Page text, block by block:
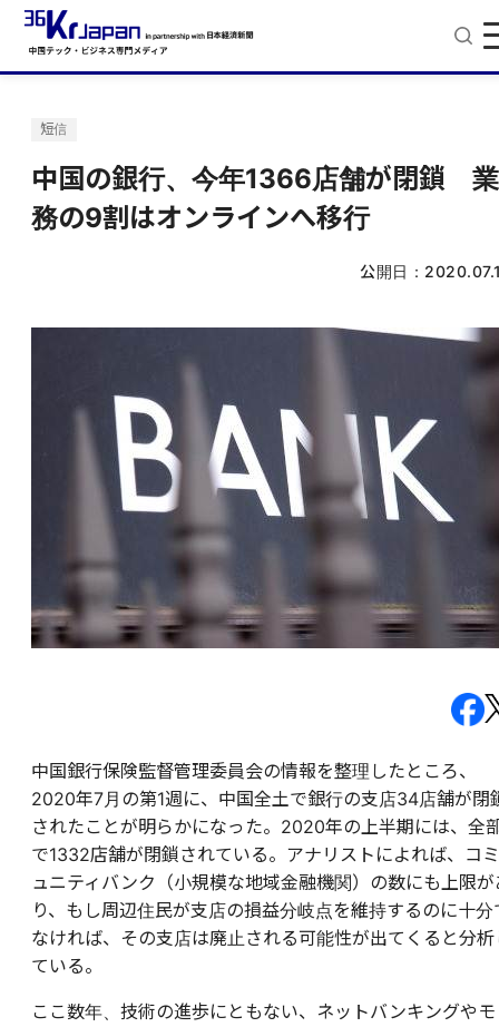
短信
中国の銀行、今年1366店舗が閉鎖 業
務の9割はオンラインへ移行
公開日：
中国銀行保険監督管理委員会の情報を整理したところ、
2020年7月の第1週に、中国全土で銀行の支店34店舗が閉
されたことが明らかになった。2020年の上半期には、全
で1332店舗が閉鎖されている。アナリストによれば、コミ
ュニティバンク（小規模な地域金融機関）の数にも上限が
り、もし周辺住民が支店の損益分岐点を維持するのに十分
なければ、その支店は廃止される可能性が出てくると分析
ている。
ここ数年、技術の進歩にともない、ネットバンキングやモ